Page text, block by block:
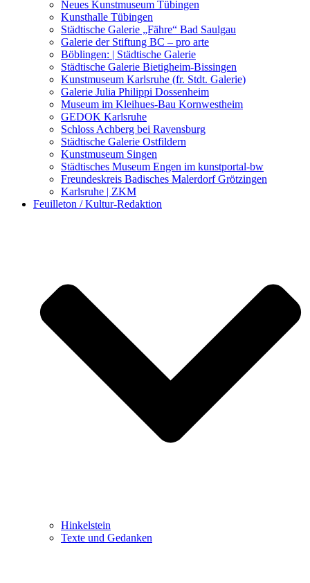
Kunstwettbewerbe, Ausschreibungen für Künstler
Neues Kunstmuseum Tübingen
Kunsthalle Tübingen
Städtische Galerie „Fähre“ Bad Saulgau
Galerie der Stiftung BC – pro arte
Böblingen: | Städtische Galerie
Städtische Galerie Bietigheim-Bissingen
Kunstmuseum Karlsruhe (fr. Stdt. Galerie)
Galerie Julia Philippi Dossenheim
Museum im Kleihues-Bau Kornwestheim
GEDOK Karlsruhe
Schloss Achberg bei Ravensburg
Städtische Galerie Ostfildern
Kunstmuseum Singen
Städtisches Museum Engen im kunstportal-bw
Freundeskreis Badisches Malerdorf Grötzingen
Karlsruhe | ZKM
Feuilleton / Kultur-Redaktion
Hinkelstein
Texte und Gedanken